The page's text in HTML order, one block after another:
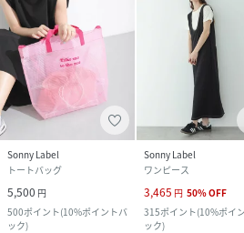
Sonny Label
トートバッグ
5,500 円
500ポイント(10%ポイントバ
ック)
Sonny Label
ワンピース
3,465 円 50%OFF
315ポイント(10%ポイ
ック)